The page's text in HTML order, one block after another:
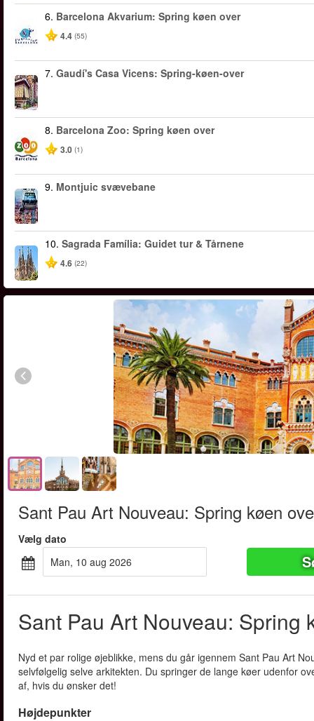
6. Barcelona Akvarium: Spring køen over
4.4 (55)
7. Gaudí's Casa Vicens: Spring-køen-over
8. Barcelona Zoo: Spring køen over
3.0 (1)
9. Montjuic svævebane
10. Sagrada Família: Guidet tur & Tårnene
4.6 (22)
Sant Pau Art Nouveau: Spring køen
Vælg dato
man, 10 aug 2026
Sant Pau Art Nouveau: Spring
Nyd et par rolige øjeblikke, mens du går igennem Sant Pau Art
selvfølgelig selve arkitekten. Du springer de lange køer udenfor
af, hvis du ønsker det!
Højdepunkter